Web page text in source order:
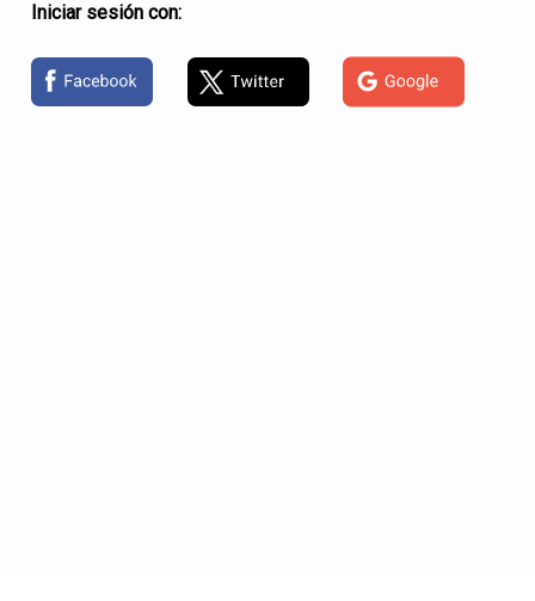
Iniciar sesión con: